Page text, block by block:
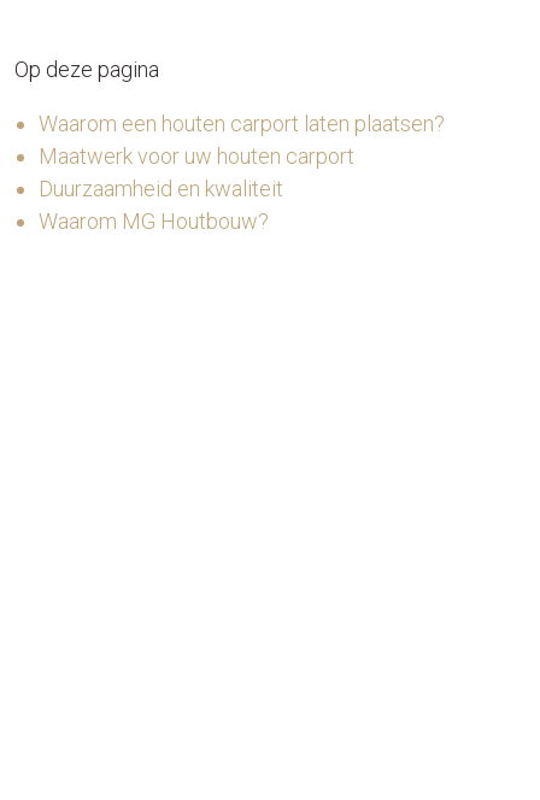
Op deze pagina
Waarom een houten carport laten plaatsen?
Maatwerk voor uw houten carport
Duurzaamheid en kwaliteit
Waarom MG Houtbouw?